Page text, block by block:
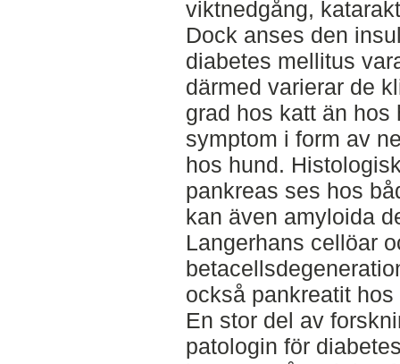
viktnedgång,
Dock anses den
diabetes mellitus
därmed varierar de
grad hos katt än
symptom i form av
hos hund.
pankreas ses hos
kan även amyloida
Langerhans cellöar
också pankreatit
En stor del av
patologin för